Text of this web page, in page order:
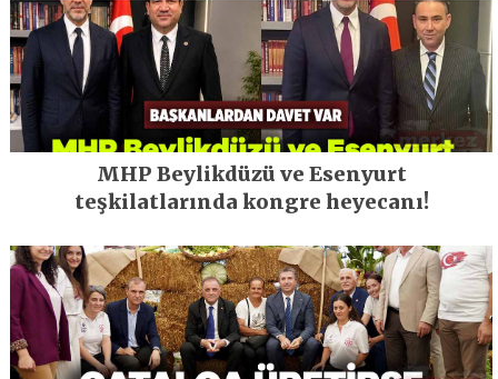
MHP Beylikdüzü ve Esenyurt
teşkilatlarında kongre heyecanı!